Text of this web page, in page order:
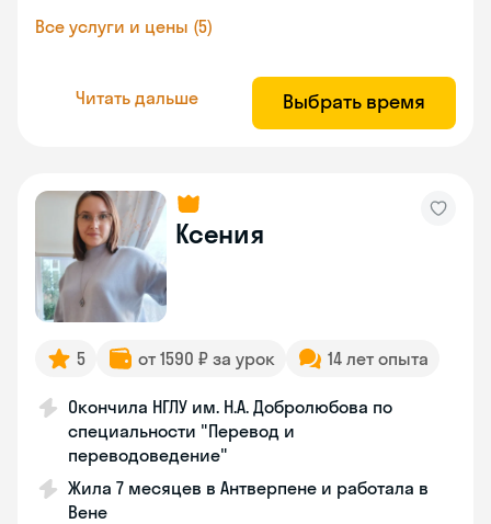
Все услуги и цены (5)
Читать дальше Выбрать время
Ксения
5 от 1590 ₽ за урок 14 лет опыта
Окончила НГЛУ им. Н.А. Добролюбова по
специальности "Перевод и
переводоведение"
Жила 7 месяцев в Антверпене и работала в
Вене